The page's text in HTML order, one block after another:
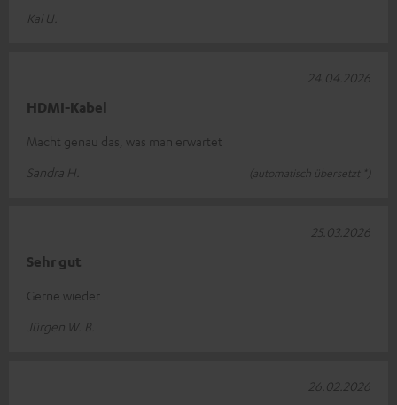
Kai U.
HDMI-Kabel
Macht genau das, was man erwartet
Sandra H.
(automatisch übersetzt *)
24.04.2026
Sehr gut
Gerne wieder
Jürgen W. B.
25.03.2026
26.02.2026